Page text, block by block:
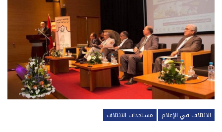
الائتلاف في الإعلام
مستجدات الائتلاف